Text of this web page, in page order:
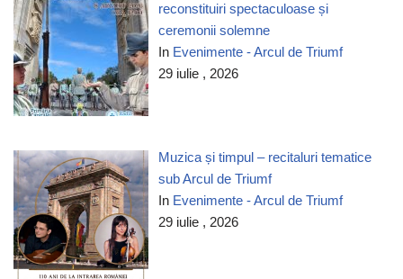
reconstituiri spectaculoase și
ceremonii solemne
In Evenimente - Arcul de Triumf
29 iulie , 2026
Muzica și timpul – recitaluri tematice
sub Arcul de Triumf
In Evenimente - Arcul de Triumf
29 iulie , 2026